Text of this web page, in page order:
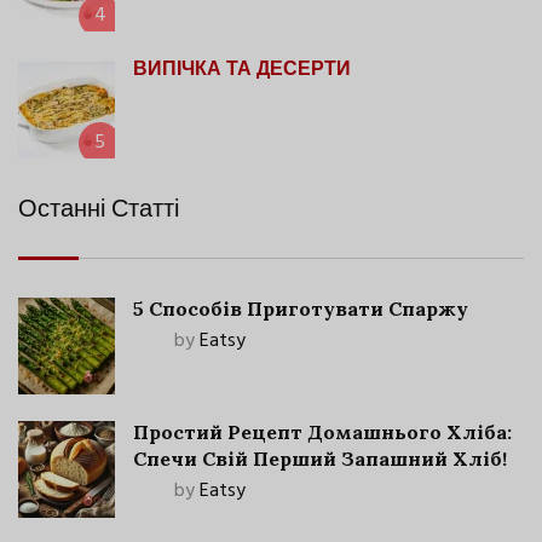
4
5
ВИПІЧКА ТА ДЕСЕРТИ
Останні Статті
5 Способів Приготувати Спаржу
byEatsy
Простий Рецепт Домашнього Хліба:
Спечи Свій Перший Запашний Хліб!
byEatsy